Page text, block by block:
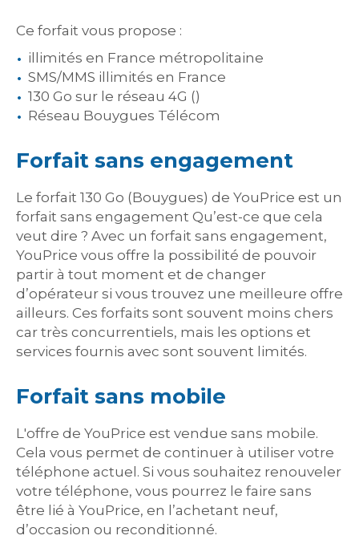
Ce forfait vous propose :
illimités en France métropolitaine
SMS/MMS illimités en France
130 Go sur le réseau 4G ()
Réseau Bouygues Télécom
Forfait sans engagement
Le forfait 130 Go (Bouygues) de YouPrice est un
forfait sans engagement Qu’est-ce que cela
veut dire ? Avec un forfait sans engagement,
YouPrice vous offre la possibilité de pouvoir
partir à tout moment et de changer
d’opérateur si vous trouvez une meilleure offre
ailleurs. Ces forfaits sont souvent moins chers
car très concurrentiels, mais les options et
services fournis avec sont souvent limités.
Forfait sans mobile
L'offre de YouPrice est vendue sans mobile.
Cela vous permet de continuer à utiliser votre
téléphone actuel. Si vous souhaitez renouveler
votre téléphone, vous pourrez le faire sans
être lié à YouPrice, en l’achetant neuf,
d’occasion ou reconditionné.